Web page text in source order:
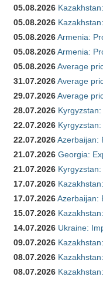
05.08.2026
05.08.2026
05.08.2026Armenia:
05.08.2026Armenia:
05.08.2026Average
31.07.2026Average
29.07.2026Average
28.07.2026
22.07.2026
22.07.2026Azerbaijan:
21.07.2026 Georgia:
21.07.2026
17.07.2026
17.07.2026Azerbaijan:
15.07.2026
14.07.2026 Ukraine:
09.07.2026
08.07.2026
08.07.2026